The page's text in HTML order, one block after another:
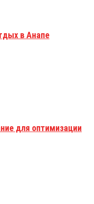
в Анапе
для оптимизации